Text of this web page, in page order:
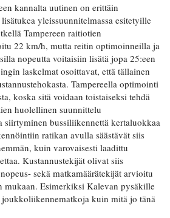
kannalta uutinen on erittäin
yleissuunnitelmassa esitetyille
Tampereen raitiotien
22 km/h, mutta reitin optimoinneilla ja
nopeutta voitaisiin lisätä jopa 25:een
laskelmat osoittavat, että tällainen
Tampereella optimointi
koska sitä voidaan toistaiseksi tehdä
huolellinen suunnittelu
siirtyminen bussiliikennettä kertaluokkaa
ratikan avulla säästävät siis
kuin varovaisesti laadittu
Kustannustekijät olivat siis
sekä matkamäärätekijät arvioitu
mukaan. Esimerkiksi Kalevan pysäkille
kuin mitä jo tänä